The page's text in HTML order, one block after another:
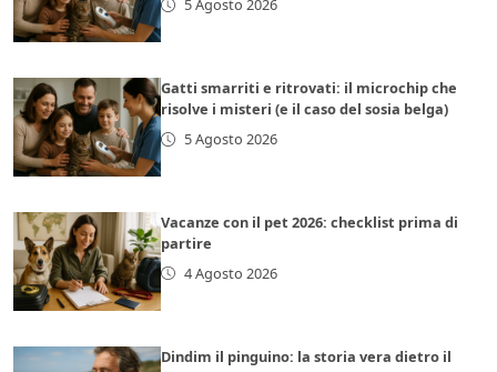
5 Agosto 2026
Gatti smarriti e ritrovati: il microchip che
risolve i misteri (e il caso del sosia belga)
5 Agosto 2026
Vacanze con il pet 2026: checklist prima di
partire
4 Agosto 2026
Dindim il pinguino: la storia vera dietro il